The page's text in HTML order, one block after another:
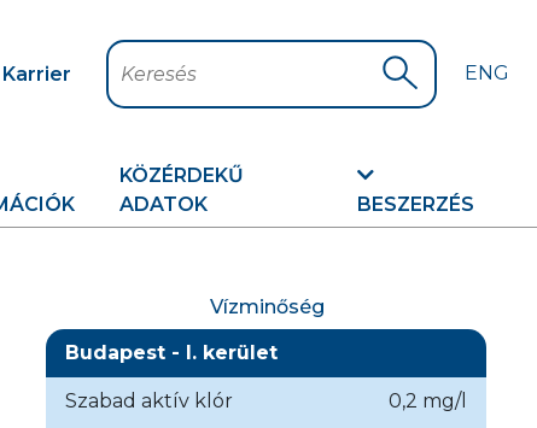
Karrier Keresés Keresés
ENG
KÖZÉRDEKŰ
ADATOK
BESZERZÉS
Vízminőség
Budapest - I. kerület
Szabad aktív klór 0,2 mg/l